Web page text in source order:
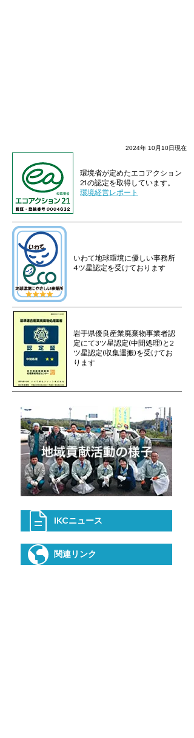
2024年 10月10日現在
環境省が定めたエコアクション
21の認定を取得しています。
環境経営レポート
いわて地球環境に優しい事務所
4ツ星認定を受けております
岩手県優良産業廃棄物事業者認
定にて3ツ星認定(中間処理)と2
ツ星認定(収集運搬)を受けてお
ります
IKCニュース
関連リンク